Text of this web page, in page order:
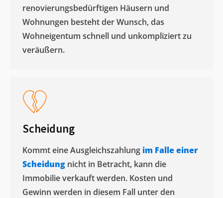
renovierungsbedürftigen Häusern und
Wohnungen besteht der Wunsch, das
Wohneigentum schnell und unkompliziert zu
veräußern. ​
Scheidung
Kommt eine Ausgleichszahlung im Falle einer
Scheidung nicht in Betracht, kann die
Immobilie verkauft werden. Kosten und
Gewinn werden in diesem Fall unter den